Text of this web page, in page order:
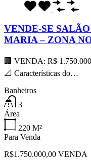
VENDE-SE
MARIA – ZONA
🏢 VENDA: R$
📐 Características do…
Banheiros
3
Área
220 M²
Para Venda
R$1.750.000,00 VENDA